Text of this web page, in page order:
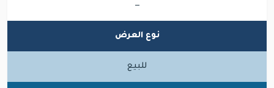
—
نوع العرض
للبيع